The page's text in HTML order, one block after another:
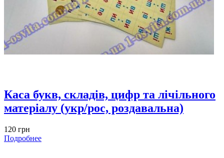
Каса букв, складів, цифр та лічільного
матеріалу (укр/рос, роздавальна)
120 грн
Подробнее